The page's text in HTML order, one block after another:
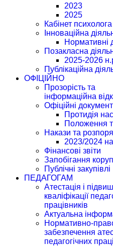
2023
2025
Кабінет психолога
Інноваційна
Нормативні
Позакласна
2025-2026
Публікаційна
ОФІЦІЙНО
Прозорість та
інформаційна
Офіційні
Протидія
Положення
Накази та
2023/2024
Фінансові звіти
Запобігання
Публічні закупівлі
ПЕДАГОГАМ
Атестація і
кваліфікації
працівників
Актуальна
Нормативно-
забезпечення
педагогічних